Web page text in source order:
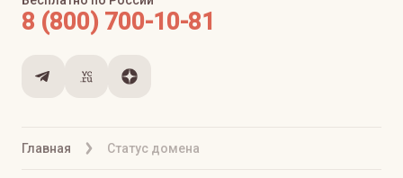
Главная Статус домена
8 (800) 700-10-81